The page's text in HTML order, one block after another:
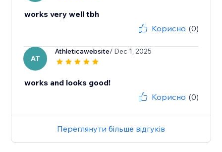
works very well tbh
Корисно (0)
AT
Athleticawebsite/ Dec 1, 2025
works and looks good!
Корисно (0)
Переглянути більше відгуків